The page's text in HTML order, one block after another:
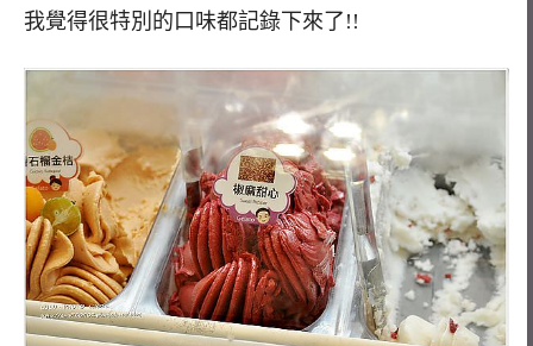
我覺得很特別的口味都記錄下來了!!